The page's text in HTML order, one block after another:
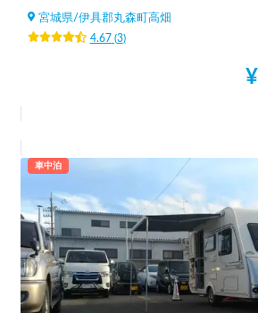
宮城県/伊具郡丸森町高畑
4.67(3)
¥
車中泊